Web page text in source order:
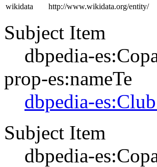
wikidata
http://www.wikidata.org/entity/
Subject Item
dbpedia-
prop-es:nameTe
dbpedia-
Subject Item
dbpedia-